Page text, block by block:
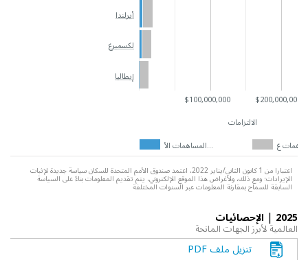
المساهمات الأ…
$100,000,000 $200,000,000
أيرلندا
لكسمبرغ
إيطاليا
الالتزامات
اعتبارا من 1 كانون الثاني/يناير 2022، اعتمد صندوق الأمم المتحدة للسكان سياسة جديدة لإثبات
الإيرادات؛ ومع ذلك، ولأغراض هذا الموقع الإلكتروني، يتم تقديم المعلومات بناءً على السياسة
السابقة للسماح بمقارنة المعلومات عبر السنوات المختلفة
2025
| الإحصائيات
العالمية لأبرز الجهات المانحة
تنزيل ملف PDF